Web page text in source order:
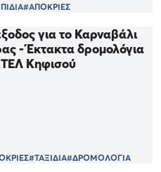
#ΑΠΟΚΡΙΕΣ
για το Καρναβάλι
- Έκτακτα δρομολόγια
Κηφισού
#ΤΑΞΙΔΙΑ#ΔΡΟΜΟΛΟΓΙΑ